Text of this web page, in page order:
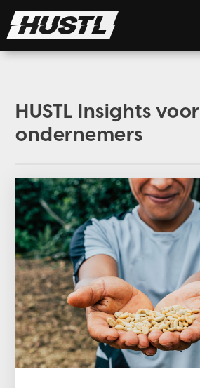
HUSTL Insights voor
ondernemers